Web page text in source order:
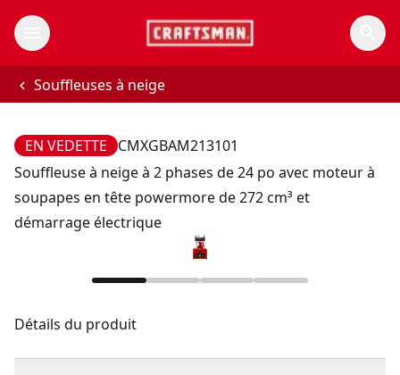
Souffleuses à neige
EN VEDETTE
CMXGBAM213101
Souffleuse à neige à 2 phases de 24 po avec moteur à
soupapes en tête powermore de 272 cm³ et
démarrage électrique
Détails du produit